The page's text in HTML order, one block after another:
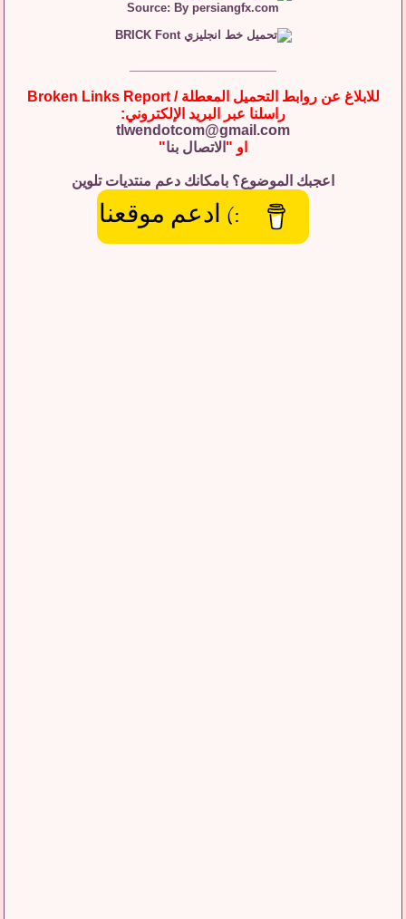
Source: By persiangfx.com
للابلاغ عن روابط التحميل المعطلة / Broken Links Report
راسلنا عبر البريد الإلكتروني:
tlwendotcom@gmail.com
او " الاتصال بنا"
اعجبك الموضوع؟ بامكانك دعم منتديات تلوين
:) ادعم موقعنا